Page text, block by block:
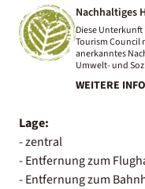
Nachhaltiges
Diese
Tourism Council
anerkanntes
Umwelt- und
WEITERE
Lage:
- zentral
- Entfernung zum
- Entfernung zum